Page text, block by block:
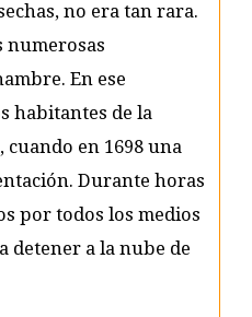
no era tan rara.
numerosas
En ese
habitantes de la
en 1698 una
Durante horas
por todos los medios
detener a la nube de